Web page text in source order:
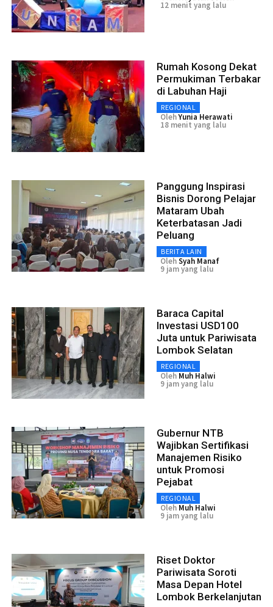
12 menit yang lalu
Rumah Kosong Dekat
Permukiman Terbakar
di Labuhan Haji
REGIONAL
OlehYunia Herawati
18 menit yang lalu
Panggung Inspirasi
Bisnis Dorong Pelajar
Mataram Ubah
Keterbatasan Jadi
Peluang
BERITA LAIN
OlehSyah Manaf
9 jam yang lalu
Baraca Capital
Investasi USD100
Juta untuk Pariwisata
Lombok Selatan
REGIONAL
Oleh Muh Halwi
9 jam yang lalu
Gubernur NTB
Wajibkan Sertifikasi
Manajemen Risiko
untuk Promosi
Pejabat
REGIONAL
Oleh Muh Halwi
9 jam yang lalu
Riset Doktor
Pariwisata Soroti
Masa Depan Hotel
Lombok Berkelanjutan